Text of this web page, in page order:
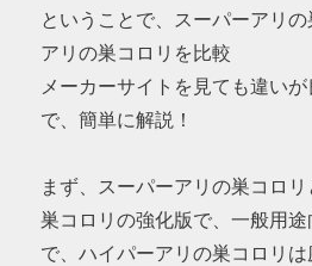
ということで、スーパーアリ
アリの巣コロリを比較
メーカーサイトを見ても違い
で、簡単に解説！
まず、スーパーアリの巣コロ
巣コロリの強化版で、一般用途
で、ハイパーアリの巣コロリは